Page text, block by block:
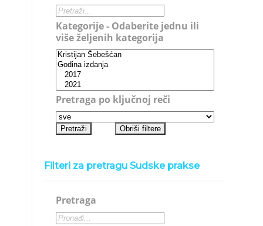
Kategorije - Odaberite jednu ili
više željenih kategorija
Pretraga po ključnoj reči
Filteri za pretragu Sudske prakse
Pretraga